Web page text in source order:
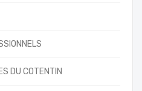
DU COTENTIN